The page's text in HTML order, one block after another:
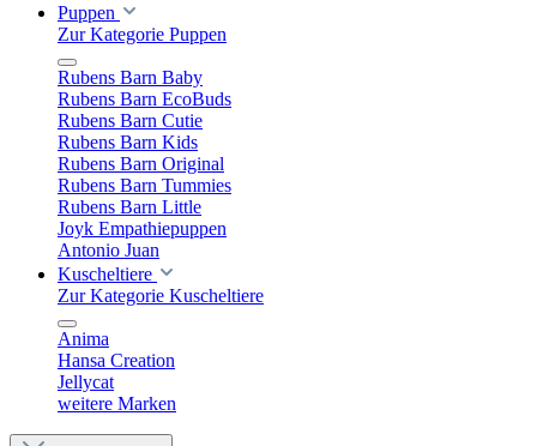
Puppen
Zur Kategorie Puppen
Rubens Barn Baby
Rubens Barn EcoBuds
Rubens Barn Cutie
Rubens Barn Kids
Rubens Barn Original
Rubens Barn Tummies
Rubens Barn Little
Joyk Empathiepuppen
Antonio Juan
Kuscheltiere
Zur Kategorie Kuscheltiere
Anima
Hansa Creation
Jellycat
weitere Marken